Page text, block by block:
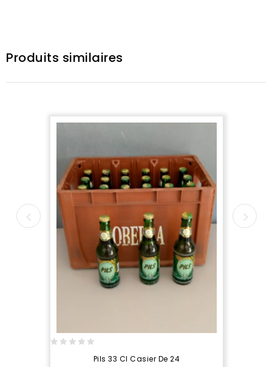
Produits similaires
Pils 33 Cl Casier De 24